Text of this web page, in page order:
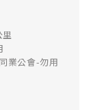
業公會-勿用